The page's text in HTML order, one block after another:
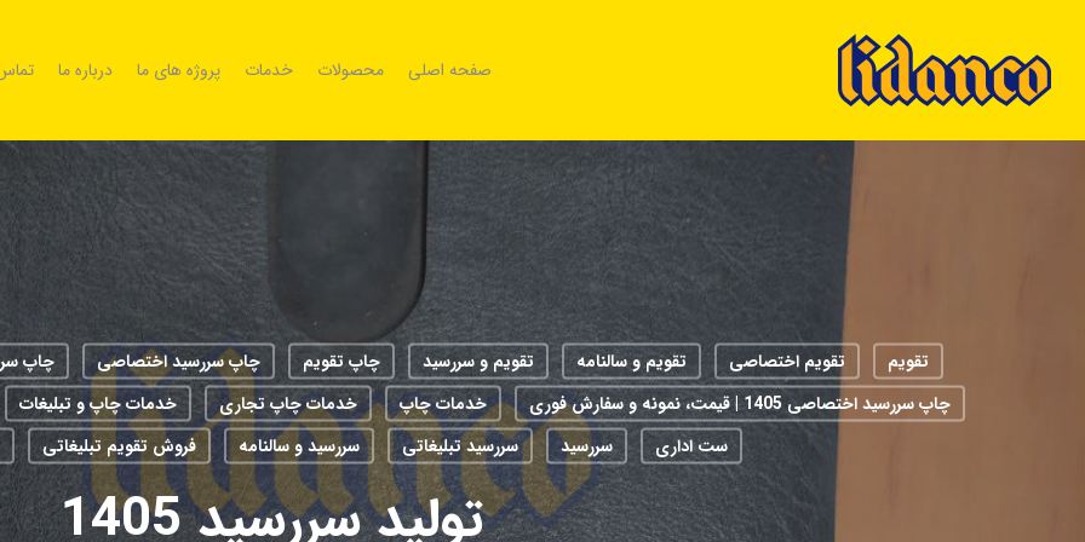
main
content
صفحه اصلی محصولات خدمات پروژه های ما درباره ما
تقویم تقویم اختصاصی تقویم و سالنامه تقویم و سررسید چاپ تقویم چاپ سررسید اختصاصی
چاپ
چاپ سررسید اختصاصی 1405 | قیمت، نمونه و سفارش فوری
خدمات چاپ خدمات چاپ تجاری خدمات چاپ و تبلیغات
ست اداری
سررسید سررسید تبلیغاتی سررسید و سالنامه فروش تقویم تبلیغاتی
تولید سررسید 1405